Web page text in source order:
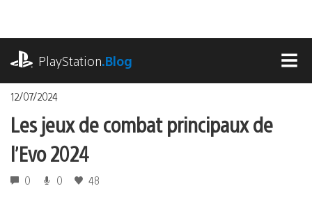
contenu
PlayStation.Blog
12/07/2024
Les jeux de combat principaux de
l’Evo 2024
0 0 48